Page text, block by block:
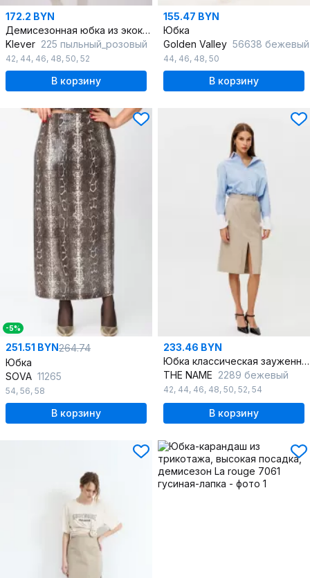
172.2 BYN
Демисезонная юбка из экокожи с складками и карманами
Klever 225 пыльный_розовый
42, 44, 46, 48, 50, 52
В корзину
155.47 BYN
Юбка
Golden Valley 56638 бежевый
44, 46, 48, 50
В корзину
-5%
251.51 BYN264.74
Юбка
SOVA 11265
54, 56, 58
В корзину
233.46 BYN
Юбка классическая зауженная на притачном поясе и разрезом
THE NAME 2289 бежевый
42, 44, 46, 48, 50, 52, 54
В корзину